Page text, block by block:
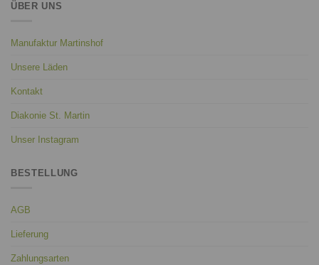
ÜBER UNS
Manufaktur Martinshof
Unsere Läden
Kontakt
Diakonie St. Martin
Unser Instagram
BESTELLUNG
AGB
Lieferung
Zahlungsarten